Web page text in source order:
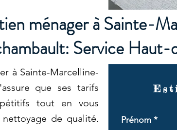
ménager à Sainte-
Service
à Sainte-Marcelline-
que ses tarifs
tout en vous
de qualité.
Prénom